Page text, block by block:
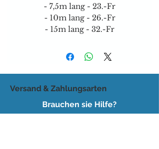
- 7,5m lang - 23.-Fr
- 10m lang - 26.-Fr
- 15m lang - 32.-Fr
Versand & Zahlungsarten
Brauchen sie Hilfe?